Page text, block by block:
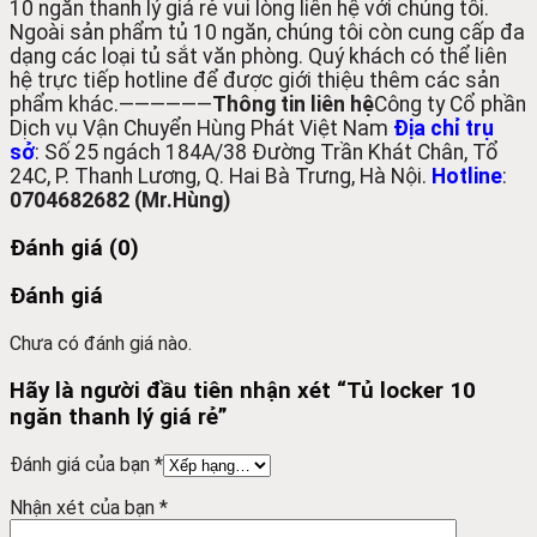
10 ngăn thanh lý giá rẻ vui lòng liên hệ với chúng tôi.
Ngoài sản phẩm tủ 10 ngăn, chúng tôi còn cung cấp đa
dạng các loại tủ sắt văn phòng. Quý khách có thể liên
hệ trực tiếp hotline để được giới thiệu thêm các sản
phẩm khác.——————Thông tin liên hệCông ty Cổ phần
Dịch vụ Vận Chuyển Hùng Phát Việt Nam Địa chỉ trụ
sở: Số 25 ngách 184A/38 Đường Trần Khát Chân, Tổ
24C, P. Thanh Lương, Q. Hai Bà Trưng, Hà Nội. Hotline:
0704682682 (Mr.Hùng)
Đánh giá (0)
Đánh giá
Chưa có đánh giá nào.
Hãy là người đầu tiên nhận xét “Tủ locker 10
ngăn thanh lý giá rẻ”
Đánh giá của bạn *
Nhận xét của bạn *